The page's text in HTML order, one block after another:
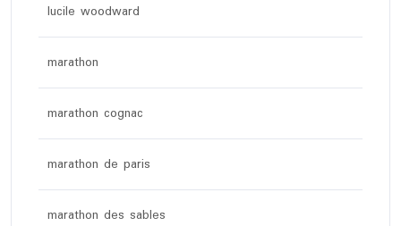
lucile woodward
marathon
marathon cognac
marathon de paris
marathon des sables